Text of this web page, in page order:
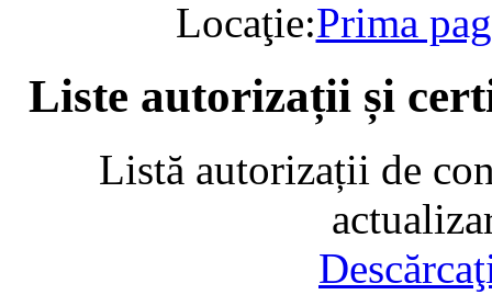
Locaţie:Prima
Liste autorizații și
Listă autorizații de